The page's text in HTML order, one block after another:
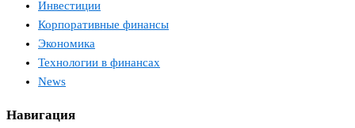
Инвестиции
Корпоративные финансы
Экономика
Технологии в финансах
News
Навигация